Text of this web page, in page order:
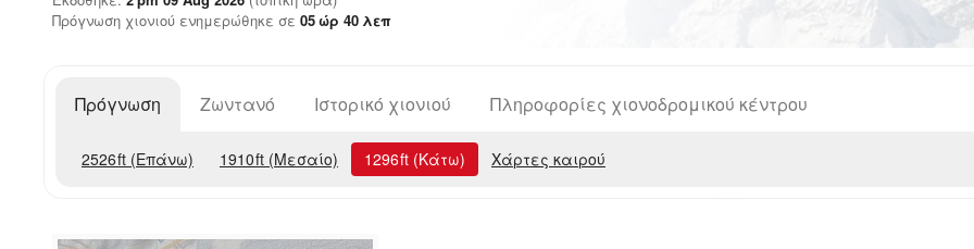
Πρόγνωση χιονιού ενημερώθηκε σε 05ώρ 40 λεπ
Πρόγνωση Ζωντανό Ιστορικό χιονιού Πληροφορίες χιονοδρομικού κέντρου
2526ft (Επάνω) 1910ft (Μεσαίο) 1296ft (Κάτω) Χάρτες καιρού